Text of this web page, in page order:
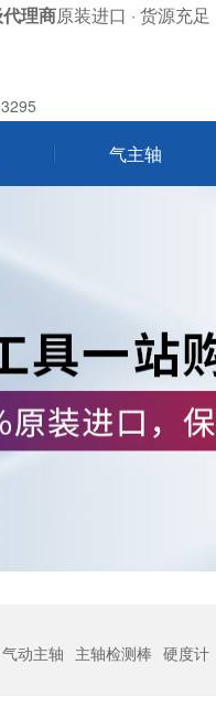
理商原装进口 · 货源充
气主轴
气动主轴 主轴检测棒 硬度计